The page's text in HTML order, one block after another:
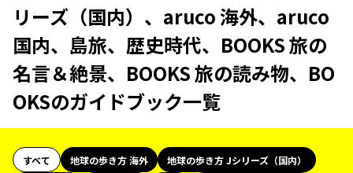
リーズ（国内）、aruco 海外、aruco
国内、島旅、歴史時代、BOOKS 旅の
名言＆絶景、BOOKS 旅の読み物、BO
OKSのガイドブック一覧
すべて 地球の歩き方 海外
地球の歩き方 Jシリーズ（国内）